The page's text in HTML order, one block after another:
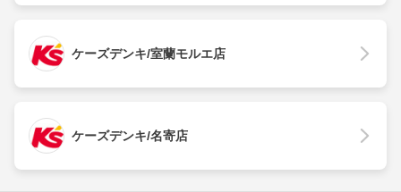
ケーズデンキ/室蘭モルエ店
ケーズデンキ/名寄店